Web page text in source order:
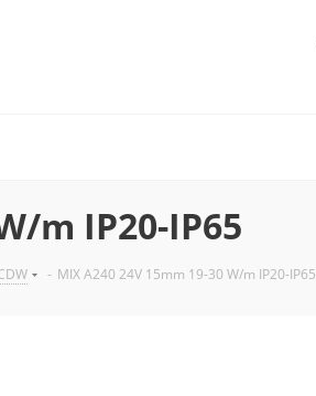
m IP20-IP65
- MIX A240 24V 15mm 19-30 W/m IP20-IP65